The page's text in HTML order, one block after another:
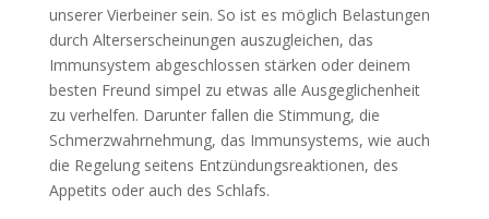
unserer Vierbeiner sein. So ist es möglich Belastungen
durch Alterserscheinungen auszugleichen, das
Immunsystem abgeschlossen stärken oder deinem
besten Freund simpel zu etwas alle Ausgeglichenheit
zu verhelfen. Darunter fallen die Stimmung, die
Schmerzwahrnehmung, das Immunsystems, wie auch
die Regelung seitens Entzündungsreaktionen, des
Appetits oder auch des Schlafs.